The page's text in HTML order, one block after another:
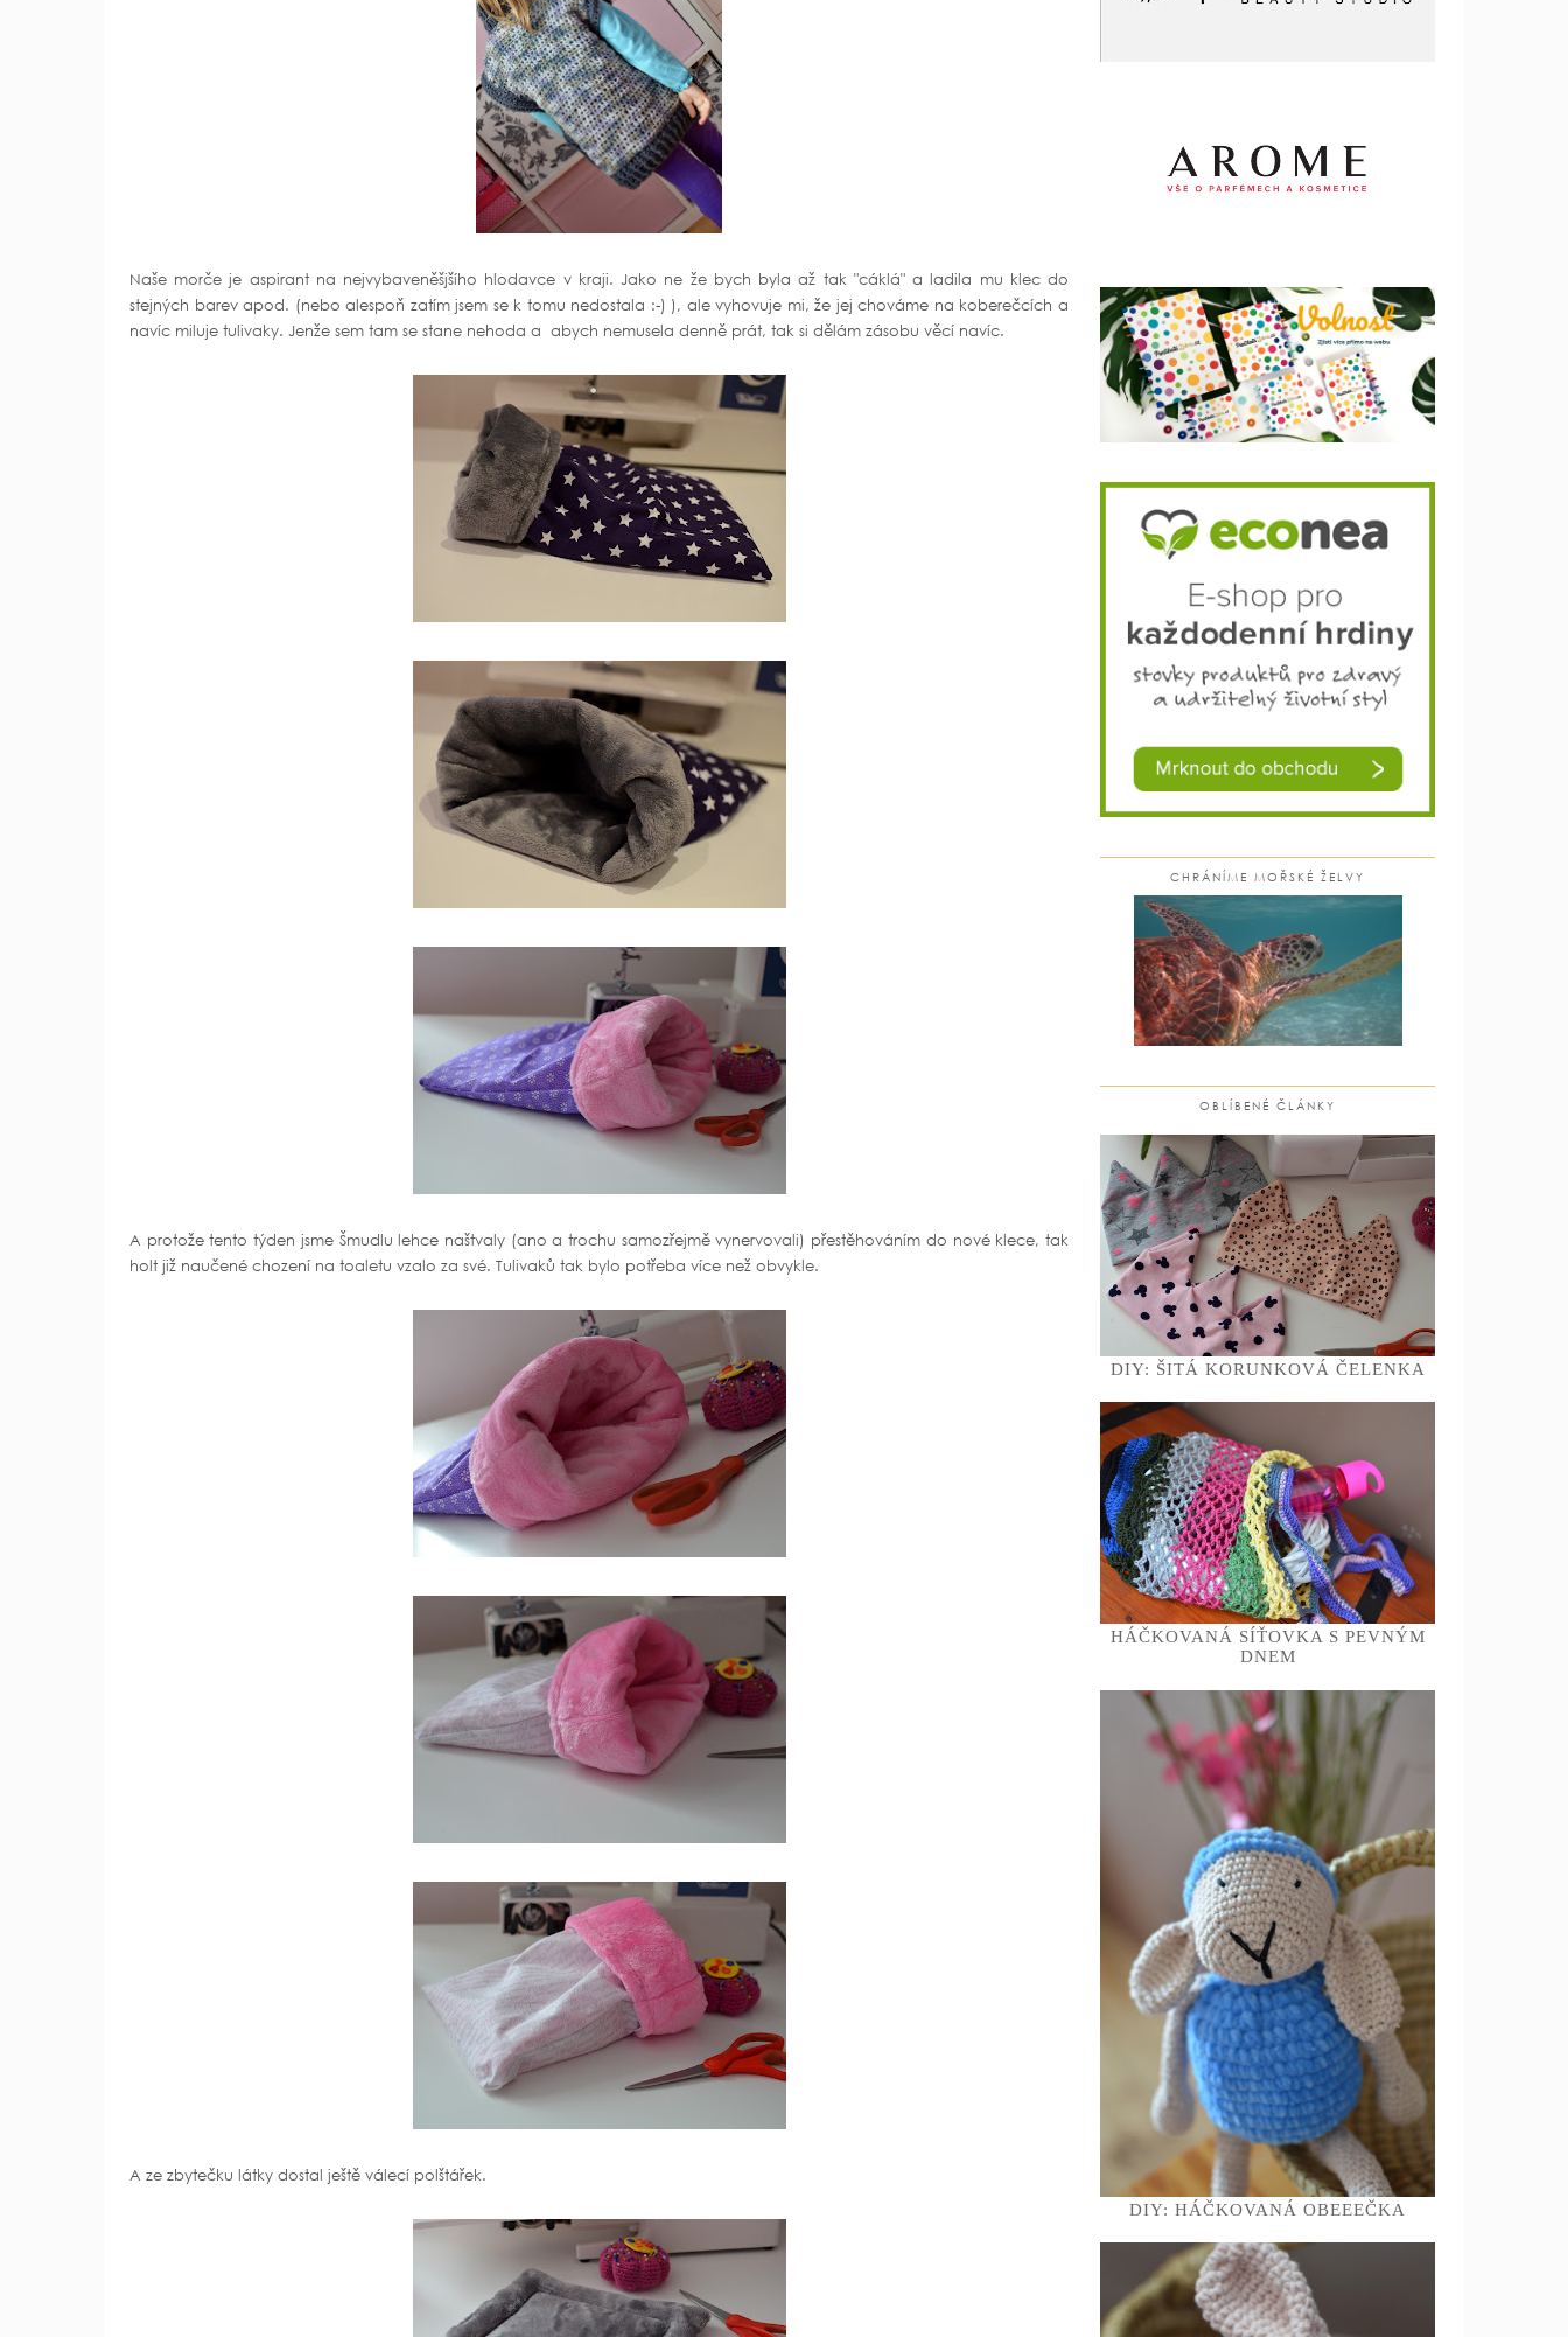
Naše morče je aspirant na nejvybaveněšjšího hlodavce v kraji. Jako ne že bych byla až tak "cáklá" a ladila mu klec do
stejných barev apod. (nebo alespoň zatím jsem se k tomu nedostala :-) ), ale vyhovuje mi, že jej chováme na koberečcích a
navíc miluje tulivaky. Jenže sem tam se stane nehoda a abych nemusela denně prát, tak si dělám zásobu věcí navíc.
A protože tento týden jsme Šmudlu lehce naštvaly (ano a trochu samozřejmě vynervovali) přestěhováním do nové klece, tak
holt již naučené chození na toaletu vzalo za své. Tulivaků tak bylo potřeba více než obvykle.
A ze zbytečku látky dostal ještě válecí polštářek.
CHRÁNÍME MOŘSKÉ ŽELVY
OBLÍBENÉ ČLÁNKY
DIY: ŠITÁ KORUNKOVÁ ČELENKA
HÁČKOVANÁ SÍŤOVKA S PEVNÝM
DNEM
DIY: HÁČKOVANÁ OBEEEČKA